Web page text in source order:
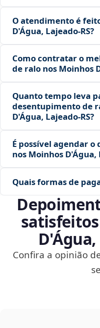
O atendimento é
D'Água, Lajeado‑RS?
Como contratar o
de ralo nos Moinhos
Quanto tempo leva
desentupimento de
D'Água, Lajeado‑RS?
É possível agendar
nos Moinhos D'Água,
Quais formas de
D'Água,
Confira a opinião